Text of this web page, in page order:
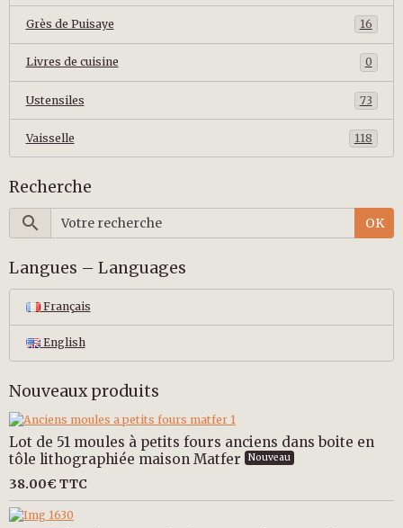
Grès de Puisaye 16
Livres de cuisine 0
Ustensiles 73
Vaisselle 118
Recherche
OK
Langues – Languages
Français
English
Nouveaux produits
Lot de 51 moules à petits fours anciens dans boite en
tôle lithographiée maison Matfer
Nouveau
38.00€ TTC